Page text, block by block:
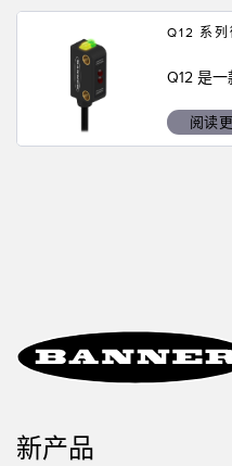
技术
Q12 系
Q12 是
阅读
新产品